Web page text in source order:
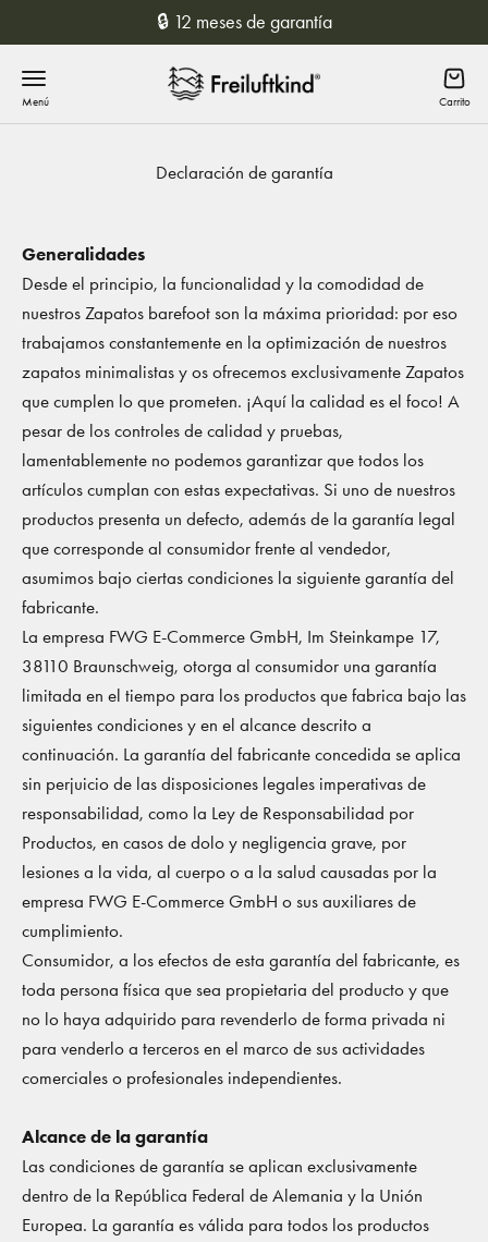
🔒 12 meses de garantía
Menú Freiluftkind
Declaración de garantía
Generalidades
Desde el principio, la funcionalidad y la comodidad de
nuestros Zapatos barefoot son la máxima prioridad: por eso
trabajamos constantemente en la optimización de nuestros
zapatos minimalistas y os ofrecemos exclusivamente Zapatos
que cumplen lo que prometen. ¡Aquí la calidad es el foco! A
pesar de los controles de calidad y pruebas,
lamentablemente no podemos garantizar que todos los
artículos cumplan con estas expectativas. Si uno de nuestros
productos presenta un defecto, además de la garantía legal
que corresponde al consumidor frente al vendedor,
asumimos bajo ciertas condiciones la siguiente garantía del
fabricante.
La empresa FWG E-Commerce GmbH, Im Steinkampe 17,
38110 Braunschweig, otorga al consumidor una garantía
limitada en el tiempo para los productos que fabrica bajo las
siguientes condiciones y en el alcance descrito a
continuación. La garantía del fabricante concedida se aplica
sin perjuicio de las disposiciones legales imperativas de
responsabilidad, como la Ley de Responsabilidad por
Productos, en casos de dolo y negligencia grave, por
lesiones a la vida, al cuerpo o a la salud causadas por la
empresa FWG E-Commerce GmbH o sus auxiliares de
cumplimiento.
Consumidor, a los efectos de esta garantía del fabricante, es
toda persona física que sea propietaria del producto y que
no lo haya adquirido para revenderlo de forma privada ni
para venderlo a terceros en el marco de sus actividades
comerciales o profesionales independientes.
Alcance de la garantía
Las condiciones de garantía se aplican exclusivamente
dentro de la República Federal de Alemania y la Unión
Europea. La garantía es válida para todos los productos